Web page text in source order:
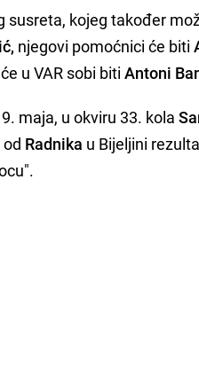
susreta, kojeg također
njegovi pomoćnici će biti
u VAR sobi bitiAntoni
maja, u okviru 33. kola
Radnika u Bijeljini